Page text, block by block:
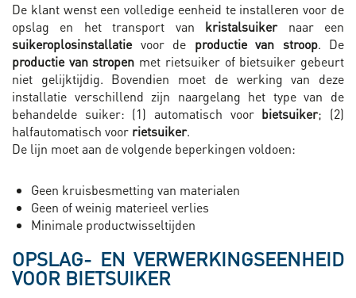
De klant wenst een volledige eenheid te installeren voor de
opslag en het transport van kristalsuiker naar een
suikeroplosinstallatie voor de productie van stroop. De
productie van stropen met rietsuiker of bietsuiker gebeurt
niet gelijktijdig. Bovendien moet de werking van deze
installatie verschillend zijn naargelang het type van de
behandelde suiker: (1) automatisch voor bietsuiker; (2)
halfautomatisch voor rietsuiker.
De lijn moet aan de volgende beperkingen voldoen:
Geen kruisbesmetting van materialen
Geen of weinig materieel verlies
Minimale productwisseltijden
OPSLAG- EN VERWERKINGSEENHEID
VOOR BIETSUIKER